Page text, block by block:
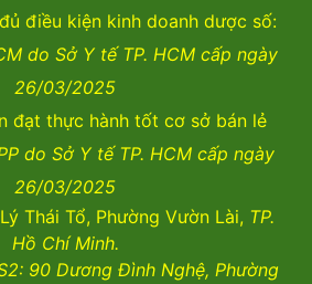
điều kiện kinh doanh dược số:
do Sở Y tế TP. HCM cấp ngày
26/03/2025
đạt thực hành tốt cơ sở bán lẻ
do Sở Y tế TP. HCM cấp ngày
26/03/2025
Thái Tổ, Phường Vườn Lài, TP.
Hồ Chí Minh.
90 Dương Đình Nghệ, Phường